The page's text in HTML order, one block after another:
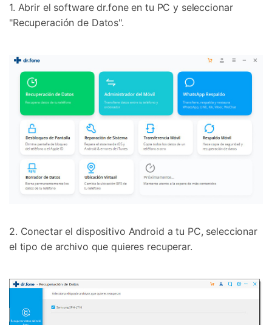
1. Abrir el software dr.fone en tu PC y seleccionar
"Recuperación de Datos".
2. Conectar el dispositivo Android a tu PC, seleccionar
el tipo de archivo que quieres recuperar.